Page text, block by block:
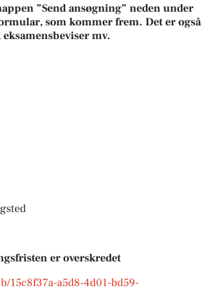
”Send ansøgning” neden under
som kommer frem. Det er også
mv.
er overskredet
15c8f37a-a5d8-4d01-bd59-